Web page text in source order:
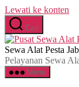
Lewati ke konten
Cari
Sewa Alat Pesta
Pelayanan Sewa
Menu